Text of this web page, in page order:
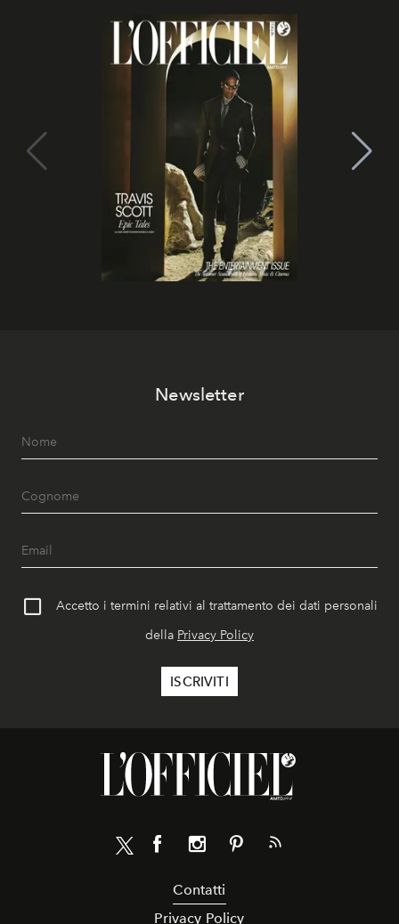
Newsletter
Accetto i termini relativi al trattamento dei dati personali
della Privacy Policy
Contatti
Privacy Policy